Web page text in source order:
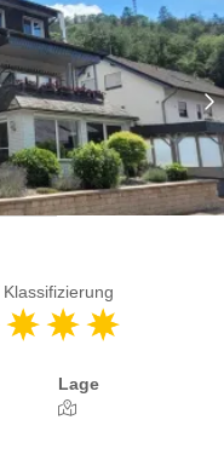
Klassifizierung
Lage